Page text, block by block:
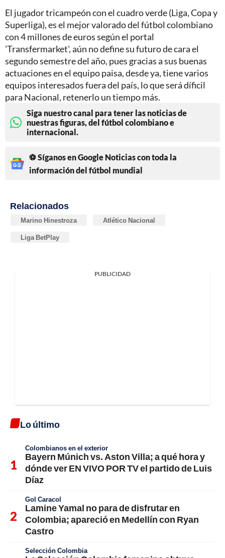
El jugador tricampeón con el cuadro verde (Liga, Copa y
Superliga), es el mejor valorado del fútbol colombiano
con 4 millones de euros según el portal
'Transfermarket', aún no define su futuro de cara el
segundo semestre del año, pues gracias a sus buenas
actuaciones en el equipo paisa, desde ya, tiene varios
equipos interesados fuera del país, lo que será díficil
para Nacional, retenerlo un tiempo más.
Siga nuestro canal para tener las noticias de
nuestras figuras, del fútbol colombiano e
internacional.
⚽ Síganos en Google Noticias con toda la
información del fútbol mundial
Relacionados
Marino Hinestroza Atlético Nacional
Liga BetPlay
PUBLICIDAD
Lo último
Colombianos en el exterior
Bayern Múnich vs. Aston Villa; a qué hora y
dónde ver EN VIVO POR TV el partido de Luis
Díaz
Gol Caracol
Lamine Yamal no para de disfrutar en
Colombia; apareció en Medellín con Ryan
Castro
Selección Colombia